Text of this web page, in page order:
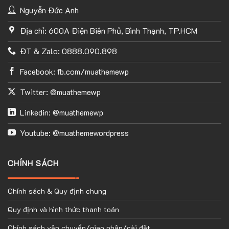
Nguyễn Đức Anh
Địa chỉ: 600A Điện Biên Phủ, Bình Thạnh, TP.HCM
ĐT & Zalo: 0888.090.898
Facebook: fb.com/muathemewp
Twitter: @muathemewp
Linkedin: @muathemewp
Youtube: @muathemewordpress
CHÍNH SÁCH
Chính sách & Quy định chung
Quy định và hình thức thanh toán